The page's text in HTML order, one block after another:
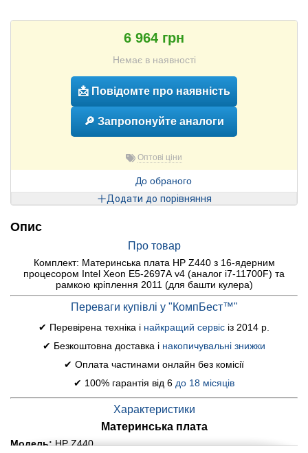
6 964 грн
Немає в наявності
📩 Повідомте про наявність
🔎 Запропонуйте аналоги
Оптові ціни
До обраного
Додати до порівняння
Опис
Про товар
Комплект: Материнська плата HP Z440 з 16-ядерним
процесором Intel Xeon E5-2697A v4 (аналог i7-11700F) та
рамкою кріплення 2011 (для башти кулера)
Переваги купівлі у "КомпБест™"
✔ Перевірена техніка і найкращий сервіс із 2014 р.
✔ Безкоштовна доставка і накопичувальні знижки
✔ Оплата частинами онлайн без комісії
✔ 100% гарантія від 6 до 18 місяців
Характеристики
Материнська плата
Модель:HP Z440